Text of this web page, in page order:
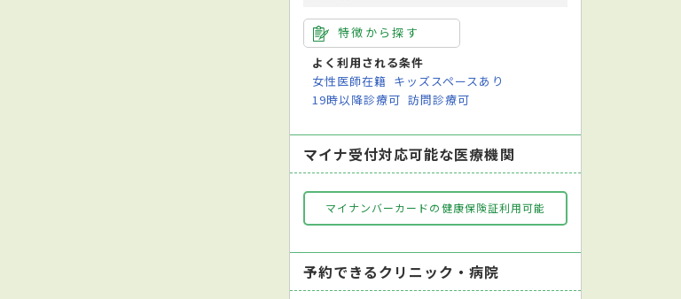
特徴から探す
よく利用される条件
女性医師在籍 キッズスペースあり
19時以降診療可 訪問診療可
マイナ受付対応可能な医療機関
マイナンバーカードの健康保険証利用可能
予約できるクリニック・病院